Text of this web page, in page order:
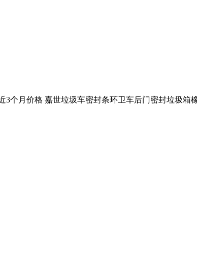
个月价格 嘉世垃圾车密封条环卫车后门密封垃圾箱